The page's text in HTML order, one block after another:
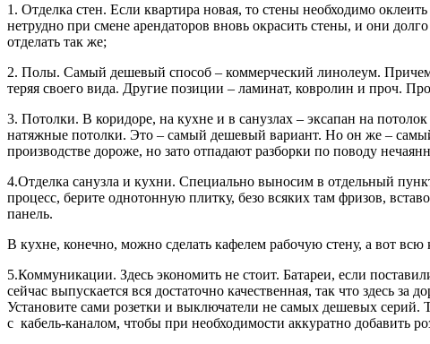
1. Отделка стен. Если квартира новая, то стены необходимо
нетрудно при смене арендаторов вновь окрасить стены, и они
отделать так же;
2. Полы. Самый дешевый способ – коммерческий линолеум.
теряя своего вида. Другие позиции – ламинат, ковролин и проч.
3. Потолки. В коридоре, на кухне и в санузлах – эксапан на
натяжные потолки. Это – самый дешевый вариант. Но он же –
производстве дороже, но зато отпадают разборки по поводу
4.Отделка санузла и кухни. Специально выносим в отдельный
процесс, берите однотонную плитку, безо всяких там фризов,
панель.
В кухне, конечно, можно сделать кафелем рабочую стену, а вот
5.Коммуникации. Здесь экономить не стоит. Батареи, если
сейчас выпускается вся достаточно качественная, так что здесь
Установите сами розетки и выключатели не самых дешевых серий.
с кабель-каналом, чтобы при необходимости аккуратно добавить